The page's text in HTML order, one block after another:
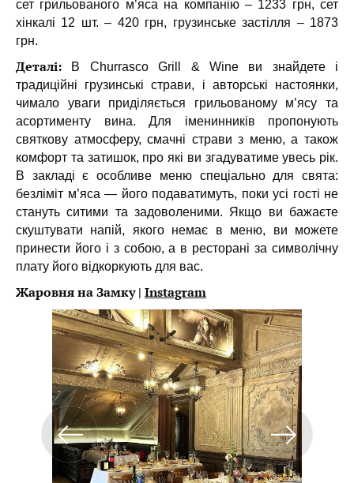
сет грильованого м’яса на компанію – 1233 грн, сет
хінкалі 12 шт. – 420 грн, грузинське застілля – 1873
грн.
Деталі: В Churrasco Grill & Wine ви знайдете і
традиційні грузинські страви, і авторські настоянки,
чимало уваги приділяється грильованому м’ясу та
асортименту вина. Для іменинників пропонують
святкову атмосферу, смачні страви з меню, а також
комфорт та затишок, про які ви згадуватиме увесь рік.
В закладі є особливе меню спеціально для свята:
безліміт м’яса — його подаватимуть, поки усі гості не
стануть ситими та задоволеними. Якщо ви бажаєте
скуштувати напій, якого немає в меню, ви можете
принести його і з собою, а в ресторані за символічну
плату його відкоркують для вас.
Жаровня на Замку | Instagram